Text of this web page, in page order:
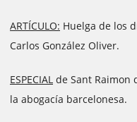
ARTÍCULO: Huelga de los
Carlos González Oliver.
ESPECIAL de Sant Raimon
la abogacía barcelonesa.